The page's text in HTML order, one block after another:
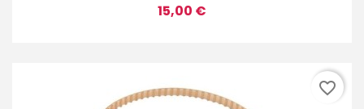
15,00 €
favorite_border